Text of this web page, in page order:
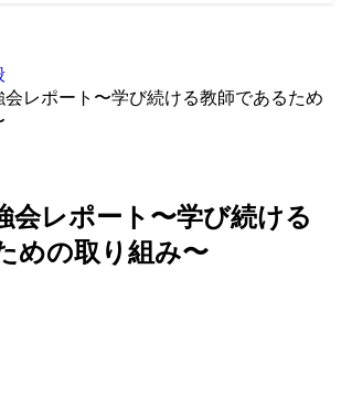
レポート〜学び続ける教師であるため
会レポート〜学び続ける
めの取り組み〜